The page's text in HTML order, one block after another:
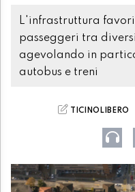
L'infrastruttura
passeggeri tra
agevolando in
autobus e treni
TICINOLIBERO